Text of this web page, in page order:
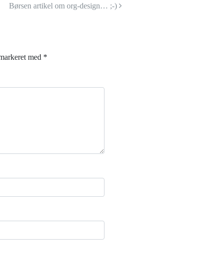
Børsen artikel om org-design… ;-)
med *